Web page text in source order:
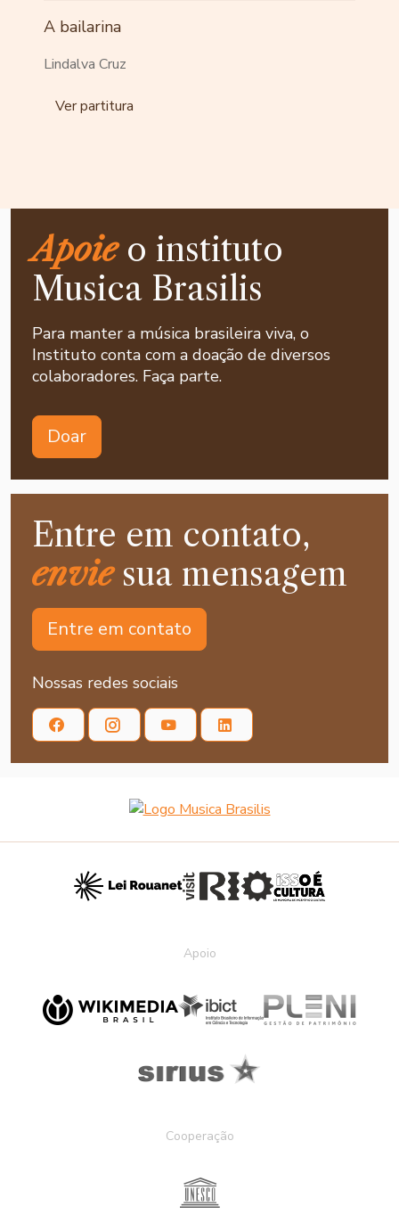
A bailarina
Lindalva Cruz
Ver partitura
Apoieo instituto
Musica Brasilis
Para manter a música brasileira viva, o
Instituto conta com a doação de diversos
colaboradores. Faça parte.
Doar
Entre em contato,
enviesua mensagem
Entre em contato
Nossas redes sociais
Apoio
Cooperação